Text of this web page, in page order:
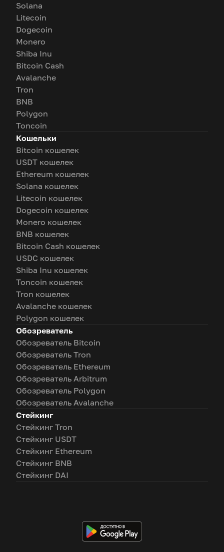
Solana
Litecoin
Dogecoin
Monero
Shiba Inu
Bitcoin Cash
Avalanche
Tron
BNB
Polygon
Toncoin
Кошельки
Bitcoin кошелек
USDT кошелек
Ethereum кошелек
Solana кошелек
Litecoin кошелек
Dogecoin кошелек
Monero кошелек
BNB кошелек
Bitcoin Cash кошелек
USDC кошелек
Shiba Inu кошелек
Toncoin кошелек
Tron кошелек
Avalanche кошелек
Polygon кошелек
Обозреватель
Обозреватель Bitcoin
Обозреватель Tron
Обозреватель Ethereum
Обозреватель Arbitrum
Обозреватель Polygon
Обозреватель Avalanche
Стейкинг
Стейкинг Tron
Стейкинг USDT
Стейкинг Ethereum
Стейкинг BNB
Стейкинг DAI